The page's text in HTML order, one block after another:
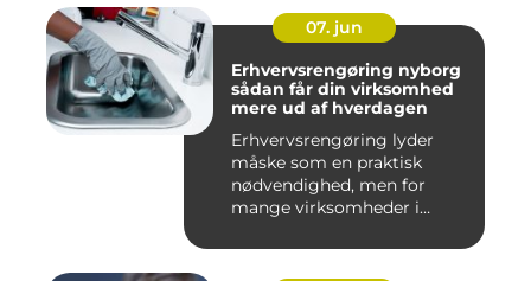
07. jun
Erhvervsrengøring nyborg
sådan får din virksomhed
mere ud af hverdagen
Erhvervsrengøring lyder
måske som en praktisk
nødvendighed, men for
mange virksomheder i